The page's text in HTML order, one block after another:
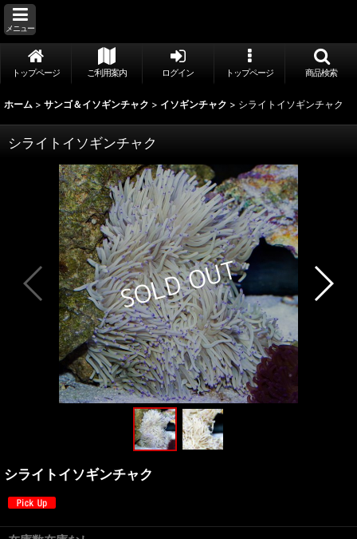
メニュー
トップページ ご利用案内 ログイン トップページ 商品検索
ホーム > サンゴ＆イソギンチャク > イソギンチャク > シライトイソギンチャク
シライトイソギンチャク
シライトイソギンチャク